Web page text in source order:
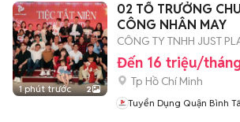
1 phút trước 2
02 TỔ TRƯỞNG
CÔNG NHÂN MAY
CÔNG TY TNHH JUST
Đến 16 triệu/
Tp Hồ Chí Minh
Tuyển Dụng Quận Bình